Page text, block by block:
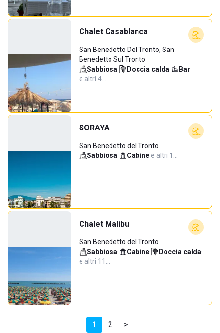
Chalet Casablanca
San Benedetto Del Tronto, San
Benedetto Sul Tronto
Sabbiosa· Doccia calda· Bar·
e altri 4…
SORAYA
San Benedetto del Tronto
Sabbiosa· Cabine·e altri 1…
Chalet Malibu
San Benedetto del Tronto
Sabbiosa· Cabine· Doccia calda·
e altri 11…
1 2 >